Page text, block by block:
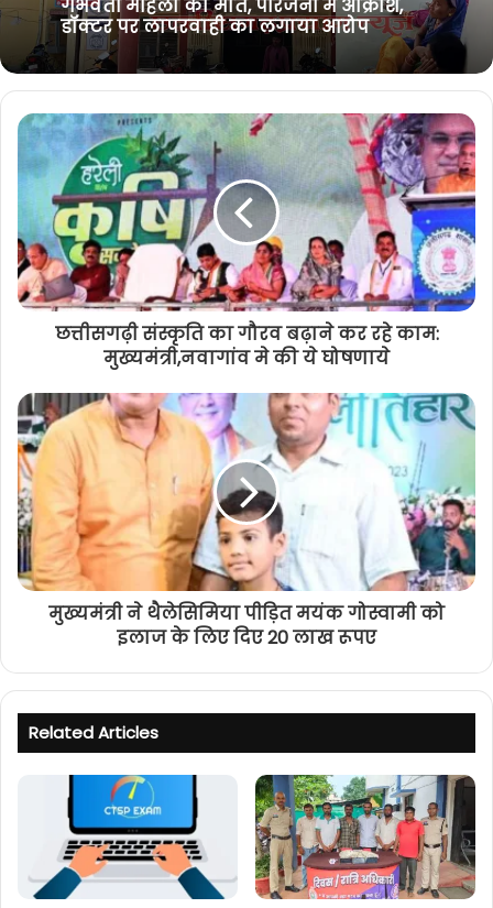
छुरा ब्रेकिंग: सामुदायिक स्वास्थ्य केंद्र में
गर्भवती महिला की मौत, परिजनों में आक्रोश,
डॉक्टर पर लापरवाही का लगाया आरोप
गिरफ्तार, मुख्य आरोपी भाजपा नेता का बेटा
निकला
छत्तीसगढ़ी संस्कृति का गौरव बढ़ाने कर रहे काम:
मुख्यमंत्री,नवागांव मे की ये घोषणाये
मुख्यमंत्री ने थैलेसिमिया पीड़ित मयंक गोस्वामी को
इलाज के लिए दिए 20 लाख रूपए
Related Articles